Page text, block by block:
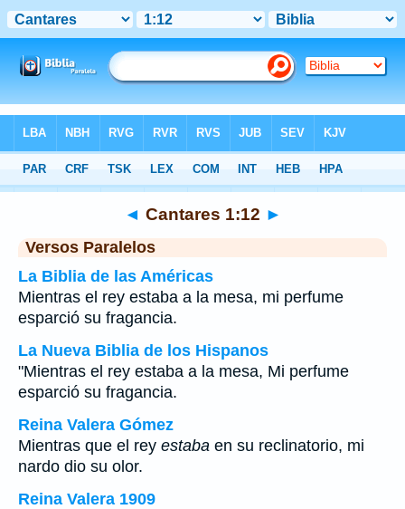
>Cantares Capítulo 1 > Verso 12
◄ Cantares 1:12 ►
Versos Paralelos
La Biblia de las Américas
Mientras el rey estaba a la mesa, mi perfume
esparció su fragancia.
La Nueva Biblia de los Hispanos
"Mientras el rey estaba a la mesa, Mi perfume
esparció su fragancia.
Reina Valera Gómez
Mientras que el rey estaba en su reclinatorio, mi
nardo dio su olor.
Reina Valera 1909